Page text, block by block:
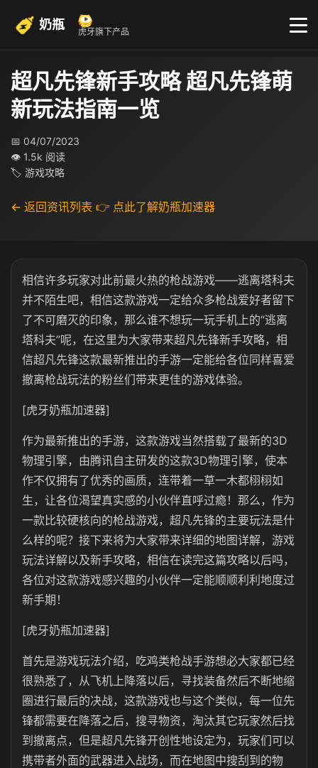
奶瓶 虎牙旗下产品
超凡先锋新手攻略 超凡先锋萌
新玩法指南一览
📅 04/07/2023
👁 1.5k 阅读
🏷 游戏攻略
← 返回资讯列表 👉 点此了解奶瓶加速器
相信许多玩家对此前最火热的枪战游戏——逃离塔科夫
并不陌生吧，相信这款游戏一定给众多枪战爱好者留下
了不可磨灭的印象，那么谁不想玩一玩手机上的“逃离
塔科夫”呢，在这里为大家带来超凡先锋新手攻略，相
信超凡先锋这款最新推出的手游一定能给各位同样喜爱
撤离枪战玩法的粉丝们带来更佳的游戏体验。
[虎牙奶瓶加速器]
作为最新推出的手游，这款游戏当然搭载了最新的3D
物理引擎，由腾讯自主研发的这款3D物理引擎，使本
作不仅拥有了优秀的画质，连带着一草一木都栩栩如
生，让各位渴望真实感的小伙伴直呼过瘾！那么，作为
一款比较硬核向的枪战游戏，超凡先锋的主要玩法是什
么样的呢？接下来将为大家带来详细的地图详解，游戏
玩法详解以及新手攻略，相信在读完这篇攻略以后吗，
各位对这款游戏感兴趣的小伙伴一定能顺顺利利地度过
新手期！
[虎牙奶瓶加速器]
首先是游戏玩法介绍，吃鸡类枪战手游想必大家都已经
很熟悉了，从飞机上降落以后，寻找装备然后不断地缩
圈进行最后的决战，这款游戏也与这个类似，每一位先
锋都需要在降落之后，搜寻物资，淘汰其它玩家然后找
到撤离点，但是超凡先锋开创性地设定为，玩家们可以
携带者外面的武器进入战场，而在地图中搜刮到的物